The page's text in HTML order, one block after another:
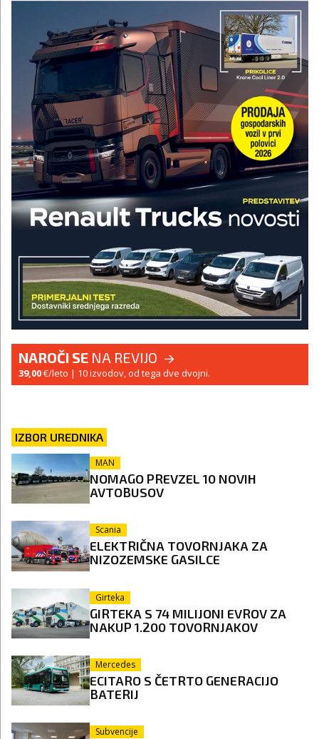
NAROČI SE NA REVIJO
39,00€/leto | 10 izvodov, od tega dve dvojni.
IZBOR UREDNIKA
MAN
NOMAGO PREVZEL 10 NOVIH
AVTOBUSOV
Scania
ELEKTRIČNA TOVORNJAKA ZA
NIZOZEMSKE GASILCE
Girteka
GIRTEKA S 74 MILIJONI EVROV ZA
NAKUP 1.200 TOVORNJAKOV
Mercedes
ECITARO S ČETRTO GENERACIJO
BATERIJ
Subvencije